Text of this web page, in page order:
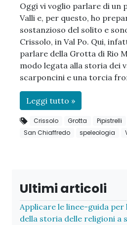
Oggi vi voglio parlare di un
Valli e, per questo, ho
sostanzioso del solito e
Crissolo, in Val Po. Qui,
parlare della Grotta di Rio
modo legata alla storia dei
scarponcini e una torcia
Leggi tutto »
Crissolo Grotta Pipistrelli
San Chiaffredo
speleologia
Ultimi articoli
Applicare le linee-guida per
della storia delle religioni a